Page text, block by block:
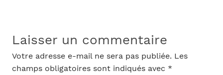
Laisser un commentaire
Votre adresse e-mail ne sera pas publiée. Les
champs obligatoires sont indiqués avec *